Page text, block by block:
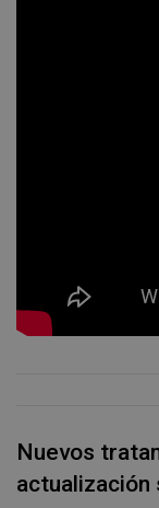
Nuevos
actualización